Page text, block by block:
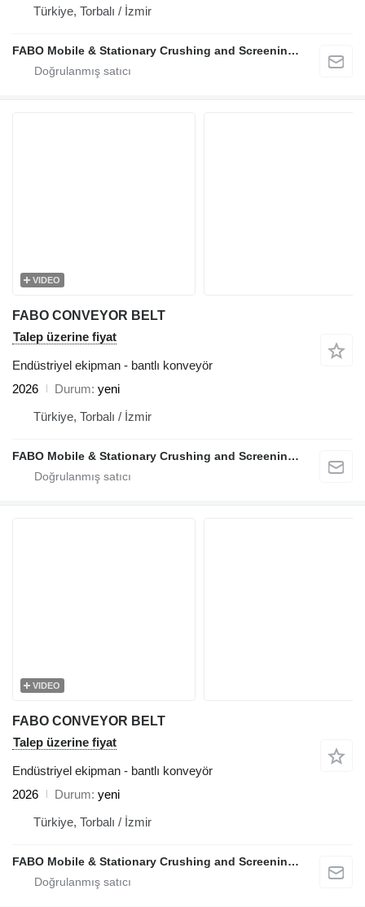
Türkiye, Torbalı / İzmir
FABO Mobile & Stationary Crushing and Screening Plants | Concrete Batching Plants Manufacturer
VIDEO
FABO CONVEYOR BELT
Talep üzerine fiyat
Endüstriyel ekipman - bantlı konveyör
2026
Durum yeni
Türkiye, Torbalı / İzmir
FABO Mobile & Stationary Crushing and Screening Plants | Concrete Batching Plants Manufacturer
VIDEO
FABO CONVEYOR BELT
Talep üzerine fiyat
Endüstriyel ekipman - bantlı konveyör
2026
Durum yeni
Türkiye, Torbalı / İzmir
FABO Mobile & Stationary Crushing and Screening Plants | Concrete Batching Plants Manufacturer